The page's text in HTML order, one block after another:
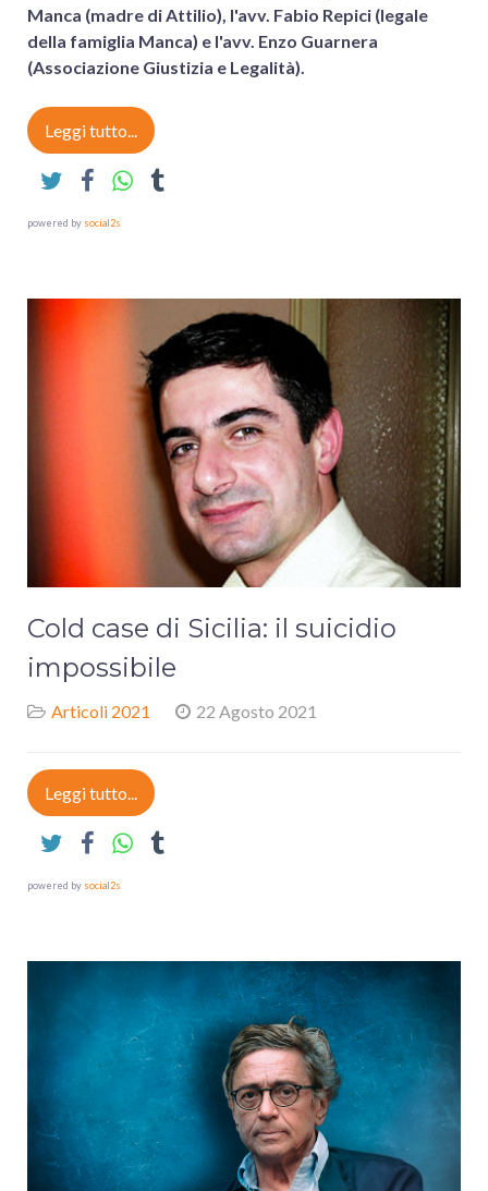
Manca (madre di Attilio), l'avv. Fabio Repici (legale
della famiglia Manca) e l'avv. Enzo Guarnera
(Associazione Giustizia e Legalità).
Leggi tutto...
powered by social2s
Cold case di Sicilia: il suicidio
impossibile
Articoli 2021 22 Agosto 2021
Leggi tutto...
powered by social2s